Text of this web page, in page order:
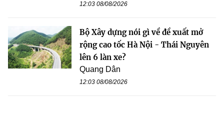
12:03 08/08/2026
Bộ Xây dựng nói gì về đề xuất mở
rộng cao tốc Hà Nội - Thái Nguyên
lên 6 làn xe?
Quang Dân
12:03 08/08/2026